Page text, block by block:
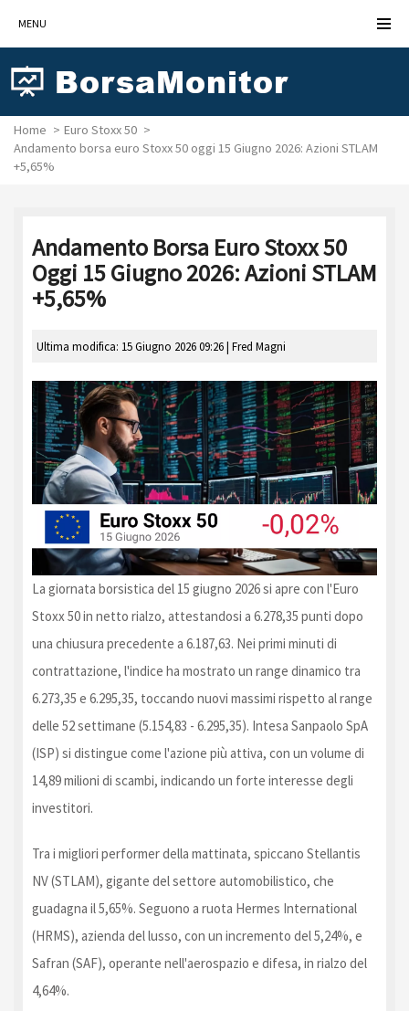
MENU
Home
Euro Stoxx 50
Andamento borsa euro Stoxx 50 oggi 15 Giugno 2026: Azioni STLAM
+5,65%
Andamento Borsa Euro Stoxx 50
Oggi 15 Giugno 2026: Azioni STLAM
+5,65%
Ultima modifica: 15 Giugno 2026 09:26 | Fred Magni
La giornata borsistica del 15 giugno 2026 si apre con l'Euro
Stoxx 50 in netto rialzo, attestandosi a 6.278,35 punti dopo
una chiusura precedente a 6.187,63. Nei primi minuti di
contrattazione, l'indice ha mostrato un range dinamico tra
6.273,35 e 6.295,35, toccando nuovi massimi rispetto al range
delle 52 settimane (5.154,83 - 6.295,35). Intesa Sanpaolo SpA
(ISP) si distingue come l'azione più attiva, con un volume di
14,89 milioni di scambi, indicando un forte interesse degli
investitori.
Tra i migliori performer della mattinata, spiccano Stellantis
NV (STLAM), gigante del settore automobilistico, che
guadagna il 5,65%. Seguono a ruota Hermes International
(HRMS), azienda del lusso, con un incremento del 5,24%, e
Safran (SAF), operante nell'aerospazio e difesa, in rialzo del
4,64%.